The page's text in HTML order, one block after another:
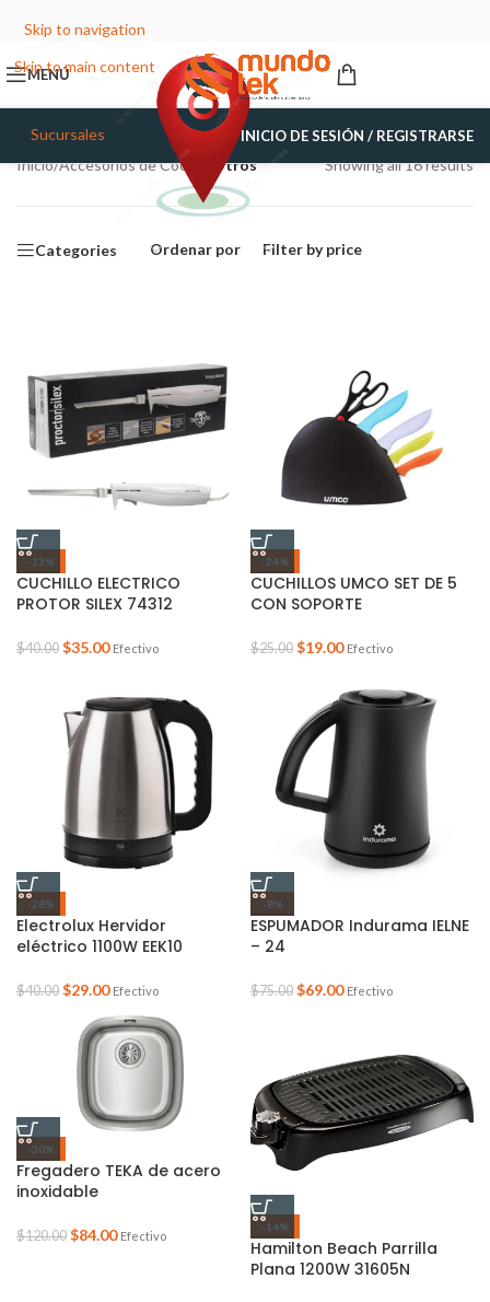
Skip to navigation
Skip to main content
MENÚ
Sucursales INICIO DE SESIÓN / REGISTRARSE
Inicio/Accesorios de Cocina Otros Showing all 16 results
Categories Ordenar por Filter by price
-13%
CUCHILLO ELECTRICO
PROTOR SILEX 74312
$40.00 $35.00 Efectivo
-24%
CUCHILLOS UMCO SET DE 5
CON SOPORTE
$25.00 $19.00 Efectivo
-28%
Electrolux Hervidor
eléctrico 1100W EEK10
$40.00 $29.00 Efectivo
-8%
ESPUMADOR Indurama IELNE
– 24
$75.00 $69.00 Efectivo
-30%
Fregadero TEKA de acero
inoxidable
$120.00 $84.00 Efectivo
-14%
Hamilton Beach Parrilla
Plana 1200W 31605N